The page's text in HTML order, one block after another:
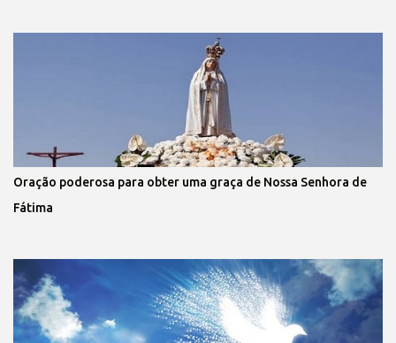
Oração poderosa para obter uma graça de Nossa Senhora de
Fátima